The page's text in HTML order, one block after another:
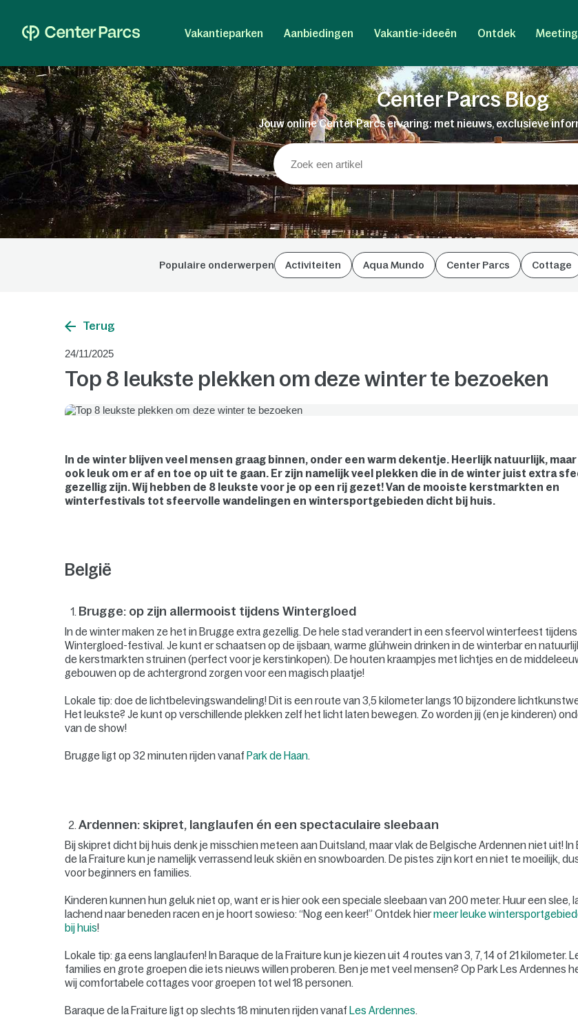
Vakantieparken Aanbiedingen Vakantie-ideeën Ontdek
Center Parcs Blog
Jouw online Center Parcs ervaring: met nieuws, exclusieve
Populaire onderwerpen Activiteiten Aqua Mundo Center Parcs Cottage
Terug
24/11/2025
Top 8 leukste plekken om deze winter te bezoeken
In de winter blijven veel mensen graag binnen, onder een warm dekentje. Heerlijk natuurlijk,
ook leuk om er af en toe op uit te gaan. Er zijn namelijk veel plekken die in de winter juist extra
gezellig zijn. Wij hebben de 8 leukste voor je op een rij gezet! Van de mooiste kerstmarkten en
winterfestivals tot sfeervolle wandelingen en wintersportgebieden dicht bij huis.
België
Brugge: op zijn allermooist tijdens Wintergloed
In de winter maken ze het in Brugge extra gezellig. De hele stad verandert in een sfeervol winterfeest
Wintergloed-festival. Je kunt er schaatsen op de ijsbaan, warme glühwein drinken in de winterbar en
de kerstmarkten struinen (perfect voor je kerstinkopen). De houten kraampjes met lichtjes en de
gebouwen op de achtergrond zorgen voor een magisch plaatje!
Lokale tip: doe de lichtbelevingswandeling! Dit is een route van 3,5 kilometer langs 10 bijzondere
Het leukste? Je kunt op verschillende plekken zelf het licht laten bewegen. Zo worden jij (en je kinderen)
van de show!
Brugge ligt op 32 minuten rijden vanaf Park de Haan.
Ardennen: skipret, langlaufen én een spectaculaire sleebaan
Bij skipret dicht bij huis denk je misschien meteen aan Duitsland, maar vlak de Belgische Ardennen niet uit! In
de la Fraiture kun je namelijk verrassend leuk skiën en snowboarden. De pistes zijn kort en niet te moeilijk,
voor beginners en families.
Kinderen kunnen hun geluk niet op, want er is hier ook een speciale sleebaan van 200 meter. Huur een slee,
lachend naar beneden racen en je hoort sowieso: “Nog een keer!” Ontdek hiermeer leuke
bij huis!
Lokale tip: ga eens langlaufen! In Baraque de la Fraiture kun je kiezen uit 4 routes van 3, 7, 14 of 21 kilometer.
families en grote groepen die iets nieuws willen proberen. Ben je met veel mensen? Op Park Les Ardennes
wij comfortabele cottages voor groepen tot wel 18 personen.
Baraque de la Fraiture ligt op slechts 18 minuten rijden vanaf Les Ardennes.